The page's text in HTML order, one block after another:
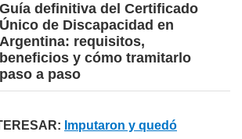
Guía definitiva del Certificado
Único de Discapacidad en
Argentina: requisitos,
beneficios y cómo tramitarlo
paso a paso
Imputaron y quedó